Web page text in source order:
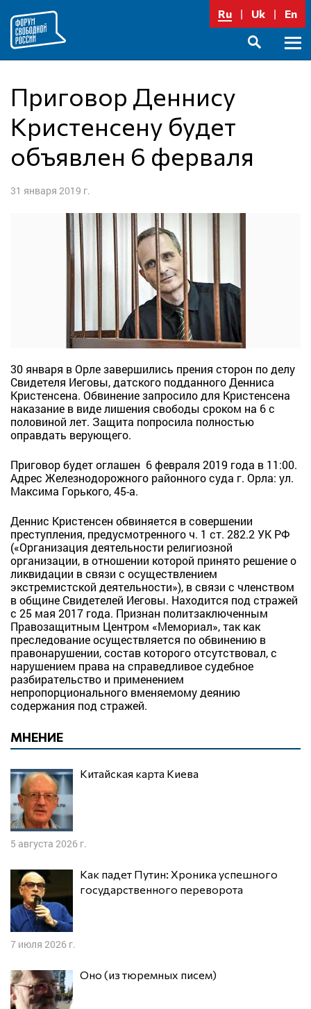
содержимому
Ru Uk En
Приговор Деннису
Кристенсену будет
объявлен 6 ферваля
31 января 2019 г.
30 января в Орле завершились прения сторон по делу
Свидетеля Иеговы, датского подданного Денниса
Кристенсена. Обвинение запросило для Кристенсена
наказание в виде лишения свободы сроком на 6 с
половиной лет. Защита попросила полностью
оправдать верующего.
Приговор будет оглашен 6 февраля 2019 года в 11:00.
Адрес Железнодорожного районного суда г. Орла: ул.
Максима Горького, 45-а.
Деннис Кристенсен обвиняется в совершении
преступления, предусмотренного ч. 1 ст. 282.2 УК РФ
(«Организация деятельности религиозной
организации, в отношении которой принято решение о
ликвидации в связи с осуществлением
экстремистской деятельности»), в связи с членством
в общине Свидетелей Иеговы. Находится под стражей
с 25 мая 2017 года. Признан политзаключенным
Правозащитным Центром «Мемориал», так как
преследование осуществляется по обвинению в
правонарушении, состав которого отсутствовал, с
нарушением права на справедливое судебное
разбирательство и применением
непропорционального вменяемому деянию
содержания под стражей.
МНЕНИЕ
Китайская карта Киева
5 августа 2026 г.
Как падет Путин: Хроника успешного
государственного переворота
7 июля 2026 г.
Оно (из тюремных писем)